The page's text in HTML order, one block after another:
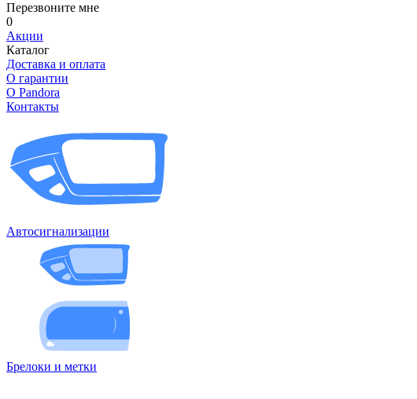
Перезвоните мне
0
Акции
Каталог
Доставка и оплата
О гарантии
О Pandora
Контакты
Автосигнализации
Брелоки и метки